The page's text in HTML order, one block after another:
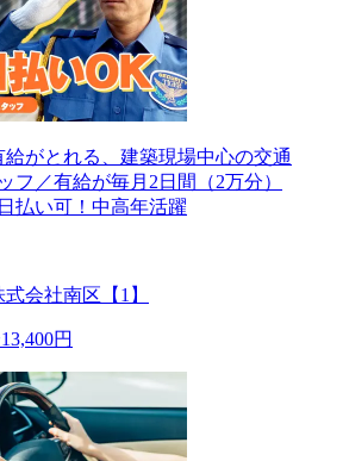
給がとれる、建築現場中心の交通
フ／有給が毎月2日間（2万分）
払い可！中高年活躍
会社南区【1】
円